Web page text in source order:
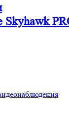
Skyhawk